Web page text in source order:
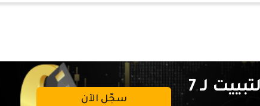
تداولات خالية من عمولة التبييت لـ 7
سجّل الآن